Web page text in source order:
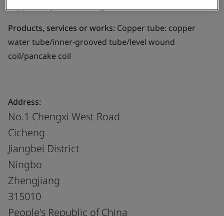
Products, services or works: Copper tube: copper
water tube/inner-grooved tube/level wound
coil/pancake coil
Address:
No.1 Chengxi West Road
Cicheng
Jiangbei District
Ningbo
Zhengjiang
315010
People's Republic of China